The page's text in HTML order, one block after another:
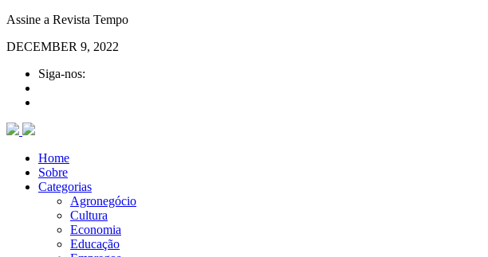
Assine a Revista Tempo
DECEMBER 9, 2022
Siga-nos:
Home
Sobre
Categorias
Agronegócio
Cultura
Economia
Educação